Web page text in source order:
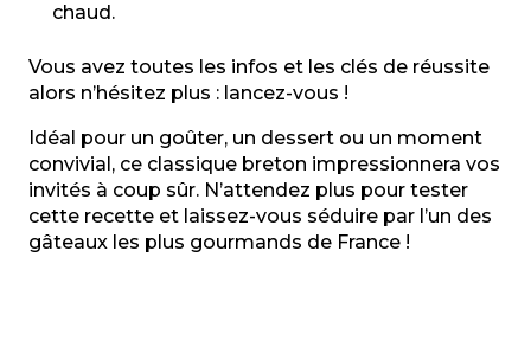
chaud.
Vous avez toutes les infos et les clés de réussite
alors n’hésitez plus : lancez-vous !
Idéal pour un goûter, un dessert ou un moment
convivial, ce classique breton impressionnera vos
invités à coup sûr. N’attendez plus pour tester
cette recette et laissez-vous séduire par l’un des
gâteaux les plus gourmands de France !